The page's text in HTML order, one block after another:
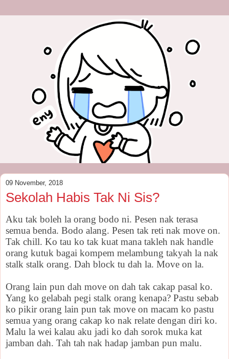
09 November, 2018
Sekolah Habis Tak Ni Sis?
Aku tak boleh la orang bodo ni. Pesen nak terasa
semua benda. Bodo alang. Pesen tak reti nak move on.
Tak chill. Ko tau ko tak kuat mana takleh nak handle
orang kutuk bagai kompem melambung takyah la nak
stalk stalk orang. Dah block tu dah la. Move on la.
Orang lain pun dah move on dah tak cakap pasal ko.
Yang ko gelabah pegi stalk orang kenapa? Pastu sebab
ko pikir orang lain pun tak move on macam ko pastu
semua yang orang cakap ko nak relate dengan diri ko.
Malu la wei kalau aku jadi ko dah sorok muka kat
jamban dah. Tah tah nak hadap jamban pun malu.